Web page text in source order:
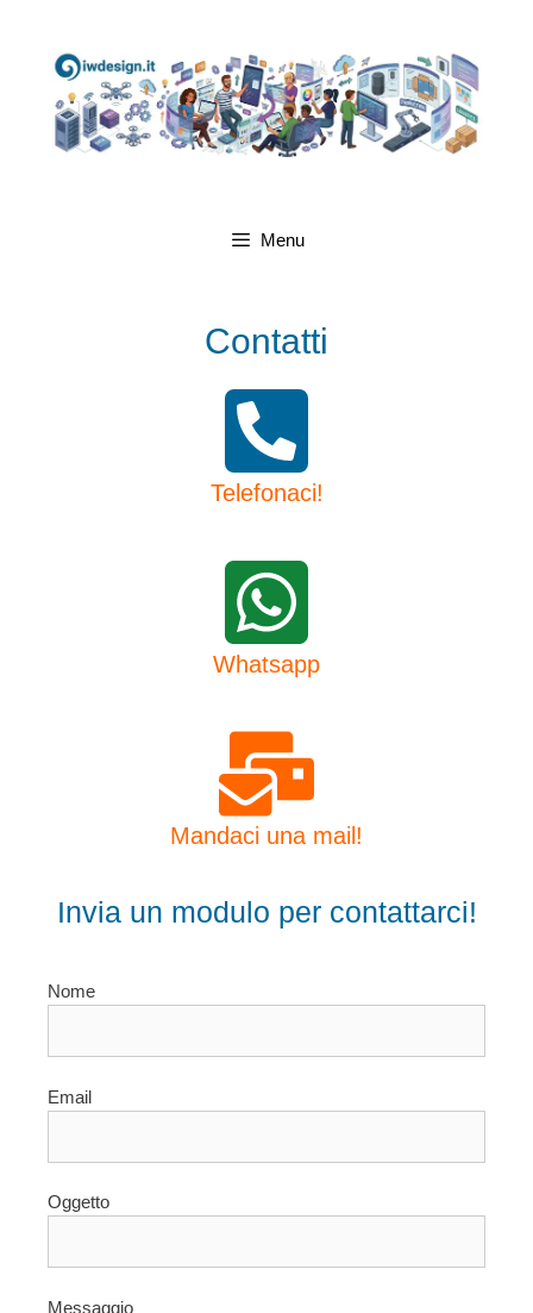
Menu
Contatti
Telefonaci!
Whatsapp
Mandaci una mail!
Invia un modulo per contattarci!
Nome
Email
Oggetto
Messaggio